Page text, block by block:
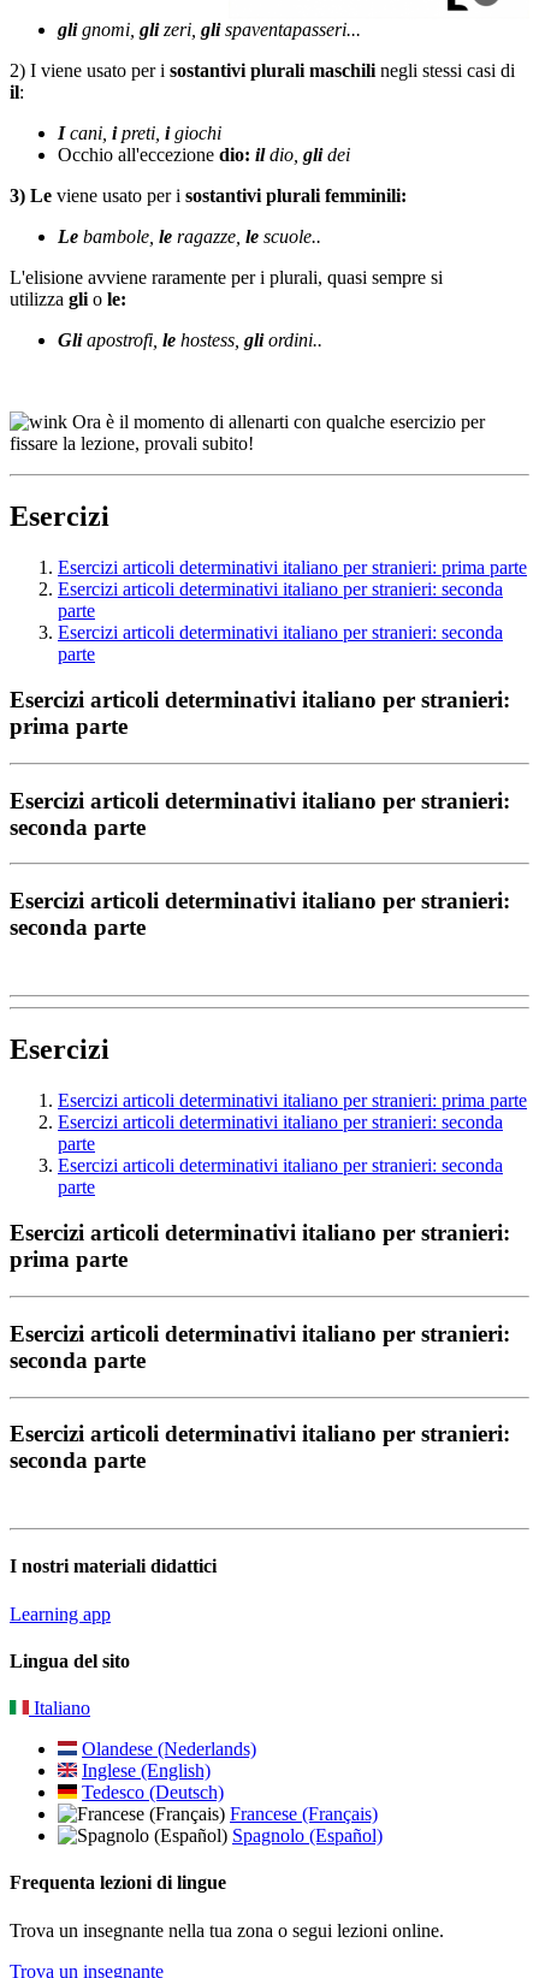
glignomi, glizeri, glispaventapasseri...
2) I viene usato per i sostantivi plurali maschili negli stessi casi di
il:
Icani, ipreti, igiochi
Occhio all'eccezione dio: ildio, glidei
3) Le viene usato per i sostantivi plurali femminili:
Le bambole, le ragazze, le scuole..
L'elisione avviene raramente per i plurali, quasi sempre si
utilizza gli o le:
Gliapostrofi, le hostess, gliordini..
Ora è il momento di allenarti con qualche esercizio per
fissare la lezione, provali subito!
Esercizi
Esercizi articoli determinativi italiano per stranieri: prima parte
Esercizi articoli determinativi italiano per stranieri: seconda
parte
Esercizi articoli determinativi italiano per stranieri: seconda
parte
Esercizi articoli determinativi italiano per stranieri:
prima parte
Esercizi articoli determinativi italiano per stranieri:
seconda parte
Esercizi articoli determinativi italiano per stranieri:
seconda parte
Esercizi
Esercizi articoli determinativi italiano per stranieri: prima parte
Esercizi articoli determinativi italiano per stranieri: seconda
parte
Esercizi articoli determinativi italiano per stranieri: seconda
parte
Esercizi articoli determinativi italiano per stranieri:
prima parte
Esercizi articoli determinativi italiano per stranieri:
seconda parte
Esercizi articoli determinativi italiano per stranieri:
seconda parte
I nostri materiali didattici
Learning app
Lingua del sito
Italiano
Olandese (Nederlands)
Inglese (English)
Tedesco (Deutsch)
Francese (Français)
Spagnolo (Español)
Frequenta lezioni di lingue
Trova un insegnante nella tua zona o segui lezioni online.
Trova un insegnante